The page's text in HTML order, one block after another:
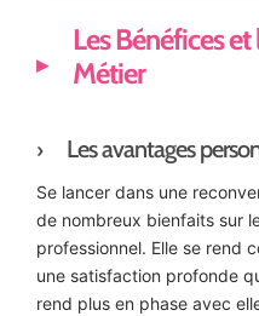
Les Bénéfices
Métier
Les avantages
Se lancer dans une
de nombreux bienfaits sur
professionnel. Elle se rend
une satisfaction profonde
rend plus en phase avec